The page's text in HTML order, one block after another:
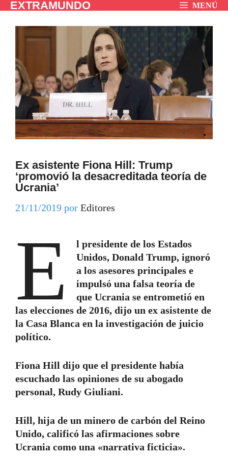
SaltarEXTRAMUNDO MENÚ
Ex asistente Fiona Hill: Trump
‘promovió la desacreditada teoría de
Ucrania’
21/11/2019 por Editores
E
l presidente de los Estados
Unidos, Donald Trump, ignoró
a los asesores principales e
impulsó una falsa teoría de
que Ucrania se entrometió en
las elecciones de 2016, dijo un ex asistente de
la Casa Blanca en la investigación de juicio
político.
Fiona Hill dijo que el presidente había
escuchado las opiniones de su abogado
personal, Rudy Giuliani.
Hill, hija de un minero de carbón del Reino
Unido, calificó las afirmaciones sobre
Ucrania como una «narrativa ficticia».